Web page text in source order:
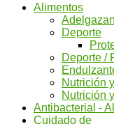
Alimentos
Deporte
Deporte /
Nutrición
Nutrición
Antibacterial -
Cuidado de